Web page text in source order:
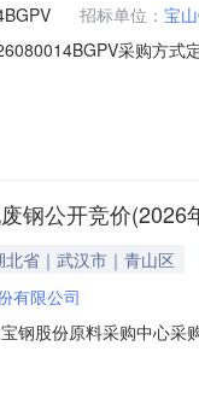
招标单位： 宝
采购方式
三、商务条款：定价说
钢公开竞价(2026
北省｜武汉市｜青山区
有限公司
钢股份原料采购中心采